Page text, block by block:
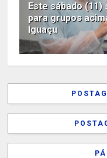
Este sábado
para grupos
Iguaçu